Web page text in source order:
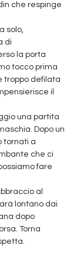
che respinge
solo,
di
la porta
tocco prima
troppo defilata
il
una partita
Dopo un
tornati a
che ci
fare
al
lontano dai
dopo
Torna